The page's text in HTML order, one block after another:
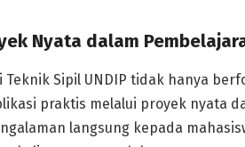
Nyata dalam
Teknik Sipil UNDIP tidak hanya
praktis melalui proyek nyata
langsung kepada